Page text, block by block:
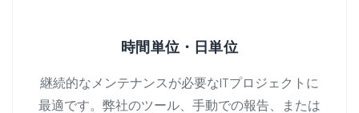
時間単位・日単位
継続的なメンテナンスが必要なITプロジェクトに
最適です。弊社のツール、手動での報告、または